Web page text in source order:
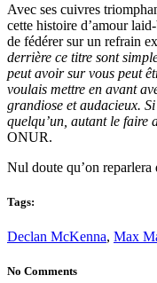
Avec ses cuivres
cette histoire d’amour
de fédérer sur un refrain
derrière ce titre sont
peut avoir sur vous peut
voulais mettre en avant
grandiose et audacieux.
quelqu’un, autant le faire
ONUR.
Nul doute qu’on
Tags:
Declan McKenna, Max
No Comments